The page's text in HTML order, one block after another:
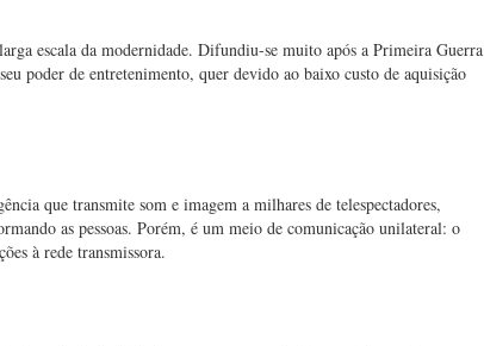
escala da modernidade. Difundiu-se muito após a Primeira Guerra
poder de entretenimento, quer devido ao baixo custo de aquisição
que transmite som e imagem a milhares de telespectadores,
as pessoas. Porém, é um meio de comunicação unilateral: o
à rede transmissora.